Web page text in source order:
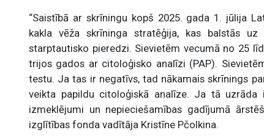
“Saistībā ar skrīningu kopš 2025. gada 1. jūlija
kakla vēža skrīninga stratēģija, kas balstās
starptautisko pieredzi. Sievietēm vecumā no 25
trijos gados ar citoloģisko analīzi (PAP).
testu. Ja tas ir negatīvs, tad nākamais skrīnings
veikta papildu citoloģiskā analīze. Ja tā
izmeklējumi un nepieciešamības gadījumā
izglītības fonda vadītāja Kristīne Pčolkina.